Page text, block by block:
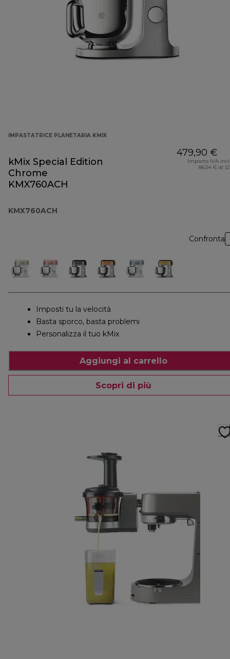
IMPASTATRICE PLANETARIA KMIX
kMix Special Edition
Chrome
KMX760ACH
KMX760ACH
479,90 €
Importo IVA
86,54 € di
Confronta
Imposti tu la velocità
Basta sporco, basta problemi
Personalizza il tuo kMix
Aggiungi al carrello
Scopri di più